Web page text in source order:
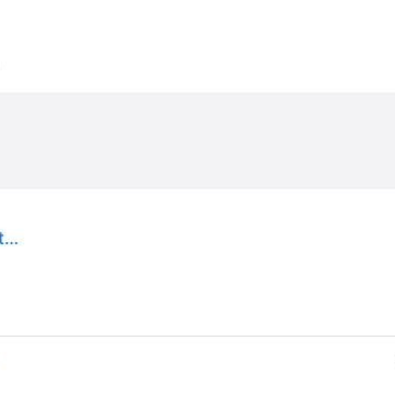
Rubies Kostüm - Marvel Hulk Möglich - Rubies - One Size - Kostüme